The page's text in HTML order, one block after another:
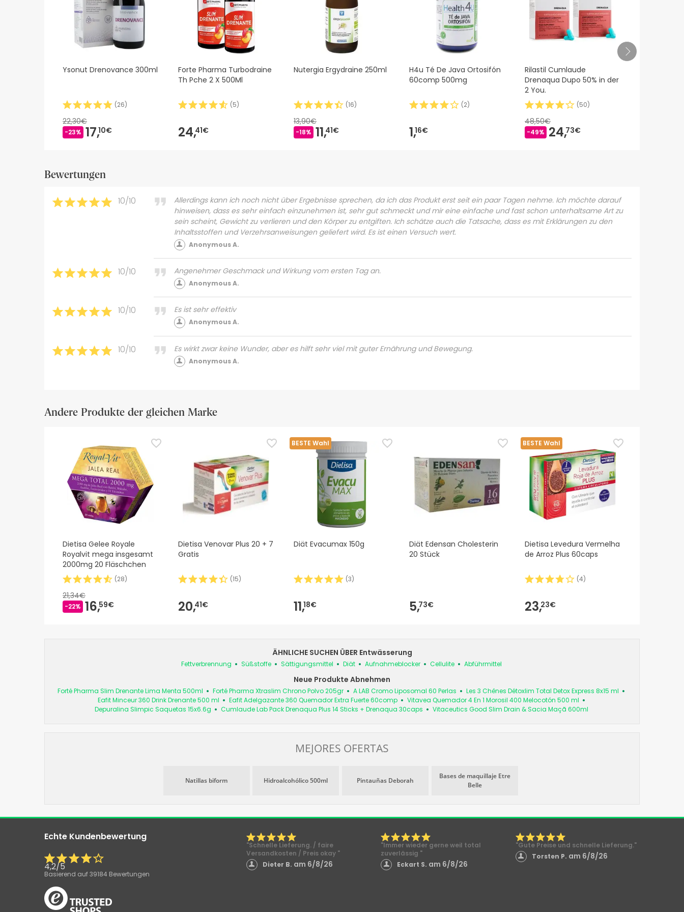
Ysonut Drenovance 300ml
(26)
22,30€
-23% 17,10€
Forte Pharma Turbodraine
Th Pche 2 X 500Ml
(5)
24,41€
Nutergia Ergydraine 250ml
(16)
13,90€
-18% 11,41€
H4u Té De Java Ortosifón
60comp 500mg
(2)
1,16€
Rilastil Cumlaude
Drenaqua Dupo 50% in der
2 You.
(50)
48,50€
-49% 24,73€
Bewertungen
10/10
Allerdings kann ich noch nicht über Ergebnisse sprechen, da ich das Produkt erst seit ein paar Tagen nehme. Ich möchte darauf
hinweisen, dass es sehr einfach einzunehmen ist, sehr gut schmeckt und mir eine einfache und fast schon unterhaltsame Art zu
sein scheint, Gewicht zu verlieren und den Körper zu entgiften. Ich schätze auch die Tatsache, dass es mit Erklärungen zu den
Inhaltsstoffen und Verzehrsanweisungen geliefert wird. Es ist einen Versuch wert.
Anonymous A.
10/10 Angenehmer Geschmack und Wirkung vom ersten Tag an.
Anonymous A.
10/10 Es ist sehr effektiv
Anonymous A.
10/10 Es wirkt zwar keine Wunder, aber es hilft sehr viel mit guter Ernährung und Bewegung.
Anonymous A.
Andere Produkte der gleichen Marke
Dietisa Gelee Royale
Royalvit mega insgesamt
2000mg 20 Fläschchen
(28)
21,34€
-22% 16,59€
Dietisa Venovar Plus 20 + 7
Gratis
(15)
20,41€
BESTE Wahl
Diät Evacumax 150g
(3)
11,18€
Diät Edensan Cholesterin
20 Stück
5,73€
BESTE Wahl
Dietisa Levedura Vermelha
de Arroz Plus 60caps
(4)
23,23€
ÄHNLICHE SUCHEN ÜBER Entwässerung
Fettverbrennung Süßstoffe Sättigungsmittel Diät Aufnahmeblocker Cellulite Abführmittel
Neue Produkte Abnehmen
Forté Pharma Slim Drenante Lima Menta 500ml Forté Pharma Xtraslim Chrono Polvo 205gr A LAB Cromo Liposomal 60 Perlas
Les 3 Chênes Détoxlim Total Detox Express 8x15 ml
Eafit Minceur 360 Drink Drenante 500 ml
Eafit Adelgazante 360 Quemador Extra Fuerte 60comp
Vitavea Quemador 4 En 1 Morosil 400 Melocotón 500 ml
Depuralina Slimpic Saquetas 15x6.6g
Cumlaude Lab Pack Drenaqua Plus 14 Sticks + Drenaqua 30caps Vitaceutics Good Slim Drain & Sacia Maçã 600ml
MEJORES OFERTAS
Natillas biform Hidroalcohólico 500ml Pintauñas Deborah
Bases de maquillaje Etre
Belle
Echte Kundenbewertung
4,2/5
Basierend auf39184 Bewertungen
"Schnelle Lieferung. / faire
Versandkosten / Preis okay "
Dieter B. am 6/8/26
"Immer wieder gerne weil total
zuverlässig "
Eckart S. am 6/8/26
"Gute Preise und schnelle Lieferung."
Torsten P. am 6/8/26